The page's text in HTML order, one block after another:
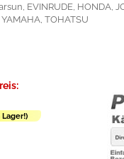
EVINRUDE, HONDA,
YAMAHA, TOHATSU
Lager!)